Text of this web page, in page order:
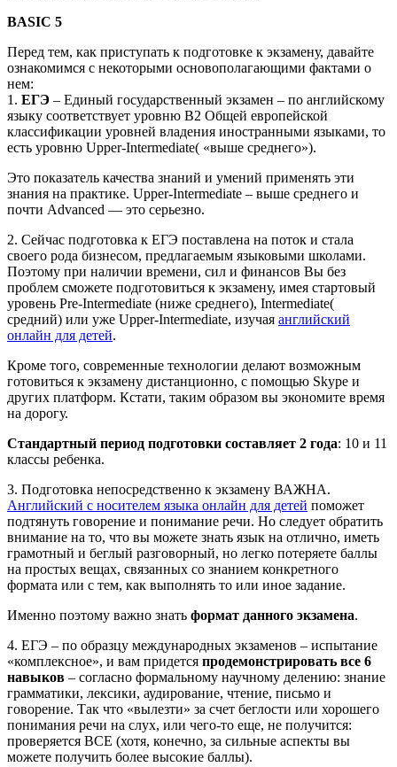
BASIC 5
Перед тем, как приступать к подготовке к экзамену, давайте
ознакомимся с некоторыми основополагающими фактами о
нем:
1. ЕГЭ – Единый государственный экзамен – по английскому
языку соответствует уровню B2 Общей европейской
классификации уровней владения иностранными языками, то
есть уровню Upper-Intermediate( «выше среднего»).
Это показатель качества знаний и умений применять эти
знания на практике. Upper-Intermediate – выше среднего и
почти Advanced — это cерьезно.
2. Сейчас подготовка к ЕГЭ поставлена на поток и стала
своего рода бизнесом, предлагаемым языковыми школами.
Поэтому при наличии времени, сил и финансов Вы без
проблем сможете подготовиться к экзамену, имея стартовый
уровень Pre-Intermediate (ниже среднего), Intermediate(
средний) или уже Upper-Intermediate, изучая английский
онлайн для детей.
Кроме того, современные технологии делают возможным
готовиться к экзамену дистанционно, с помощью Skype и
других платформ. Кстати, таким образом вы экономите время
на дорогу.
Стандартный период подготовки составляет 2 года: 10 и 11
классы ребенка.
3. Подготовка непосредственно к экзамену ВАЖНА.
Английский с носителем языка онлайн для детей поможет
подтянуть говорение и понимание речи. Но следует обратить
внимание на то, что вы можете знать язык на отлично, иметь
грамотный и беглый разговорный, но легко потеряете баллы
на простых вещах, связанных со знанием конкретного
формата или с тем, как выполнять то или иное задание.
Именно поэтому важно знать формат данного экзамена.
4. ЕГЭ – по образцу международных экзаменов – испытание
«комплексное», и вам придется продемонстрировать все 6
навыков – согласно формальному научному делению: знание
грамматики, лексики, аудирование, чтение, письмо и
говорение. Так что «вылезти» за счет беглости или хорошего
понимания речи на слух, или чего-то еще, не получится:
проверяется ВСЕ (хотя, конечно, за сильные аспекты вы
можете получить более высокие баллы).